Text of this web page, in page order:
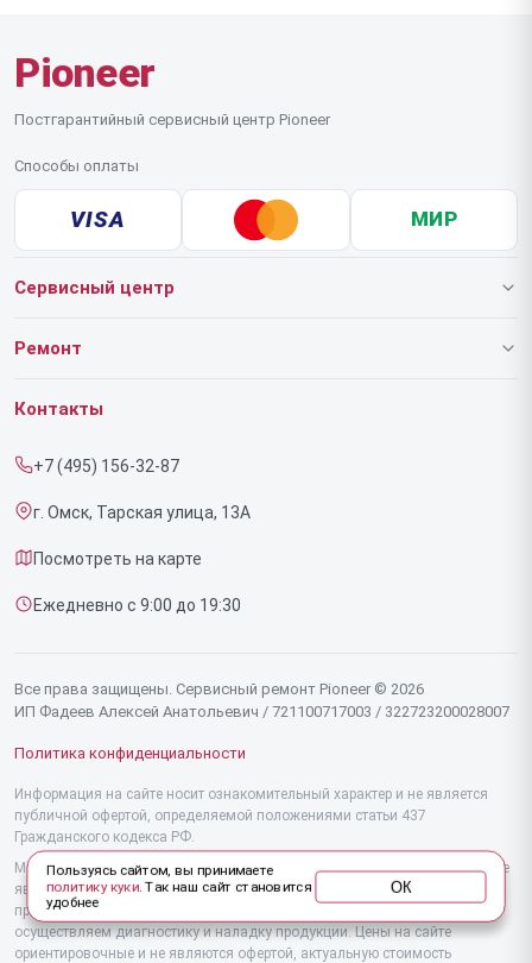
Pioneer
Постгарантийный сервисный центр Pioneer
Способы оплаты
VISA МИР
Сервисный центр
О нашем сервисе
Срочный ремонт
Доставка и способы оплаты
Диагностика
Контакты
Ремонт
Роботов-пылесосов
Секвенсоров
Наушников
Микшерных пультов
Вертикальных пылесосов
Микроволновых печей
Контакты
+7 (495) 156-32-87
г. Омск, Тарская улица, 13А
Посмотреть на карте
Ежедневно с 9:00 до 19:30
Все права защищены. Сервисный ремонт Pioneer © 2026
ИП Фадеев Алексей Анатольевич / 721100717003 / 322723200028007
Политика конфиденциальности
Информация на сайте носит ознакомительный характер и не является
публичной офертой, определяемой положениями статьи 437
Гражданского кодекса РФ.
Мы специализируемся на обслуживании и ремонте техники Pioneer, но не
являемся их официальным представителем. Предоставляем
профессиональные услуги после истечения гарантии, а также
осуществляем диагностику и наладку продукции. Цены на сайте
ориентировочные и не являются офертой, актуальную стоимость
Пользуясь сайтом, вы принимаете
политику куки. Так наш сайт становится
удобнее
ОК